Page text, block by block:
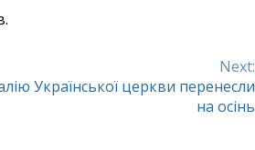
Next:
Української церкви перенесли
на осінь